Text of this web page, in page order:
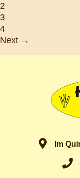
2
3
4
Next →
Im